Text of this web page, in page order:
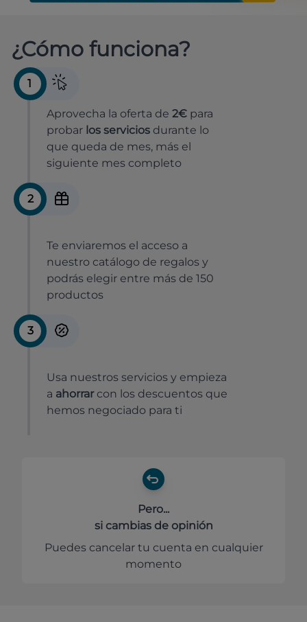
¿Cómo funciona?
1
Aprovecha la oferta de 2€ para
probar los servicios durante lo
que queda de mes, más el
siguiente mes completo
2
Te enviaremos el acceso a
nuestro catálogo de regalos y
podrás elegir entre más de 150
productos
3
Usa nuestros servicios y empieza
a ahorrar con los descuentos que
hemos negociado para ti
Pero...
si cambias de opinión
Puedes cancelar tu cuenta en cualquier
momento